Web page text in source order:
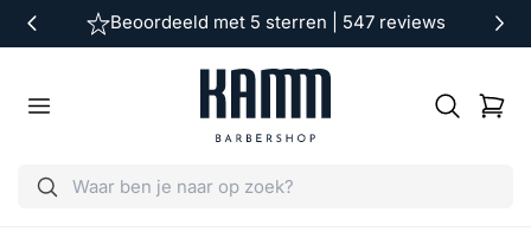
de inhoudBeoordeeld met 5 sterren | 547 reviews